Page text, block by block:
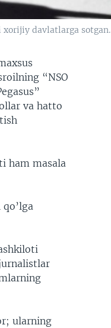
davlatlarga sotgan.
“NSO
va hatto
ham masala
ularning